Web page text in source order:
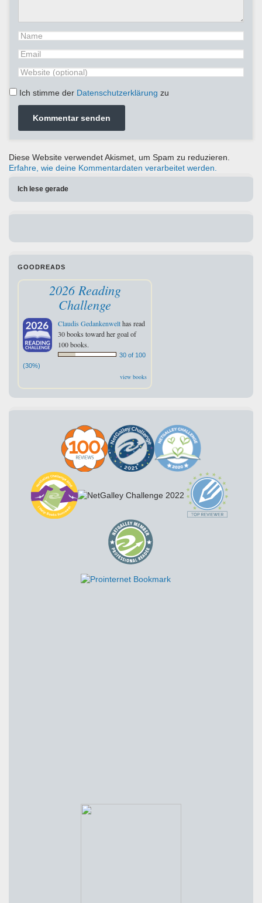
Ich stimme der Datenschutzerklärung zu
Diese Website verwendet Akismet, um Spam zu reduzieren.
Erfahre, wie deine Kommentardaten verarbeitet werden.
Ich lese gerade
GOODREADS
2026 Reading
Challenge
Claudis Gedankenwelthas read
30 books toward her goal of
100 books.
30 of 100
(30%)
view books